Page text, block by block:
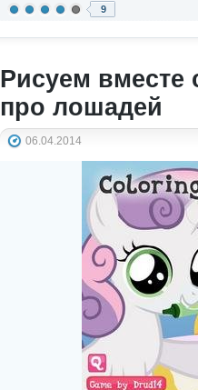
9
Рисуем вместе
про лошадей
06.04.2014